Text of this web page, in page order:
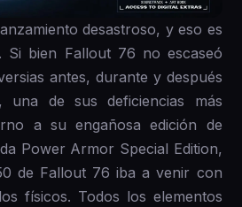
desastroso, y eso es
Si bien Fallout 76 no escaseó
antes, durante y después
una de sus deficiencias más
a su engañosa edición de
Power Armor Special Edition,
de Fallout 76 iba a venir con
físicos. Todos los elementos